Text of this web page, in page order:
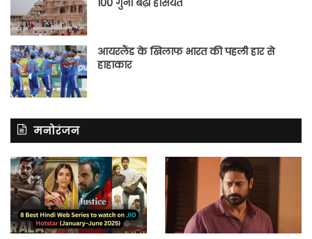
आयरलैंड के खिलाफ भारत की पहली हार से
हाहाकार
मनोरंजन